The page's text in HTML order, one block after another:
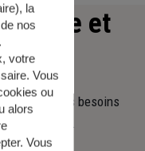
et
vos besoins
de demain.
), la
nos
votre
Vous
ou
alors
Vous